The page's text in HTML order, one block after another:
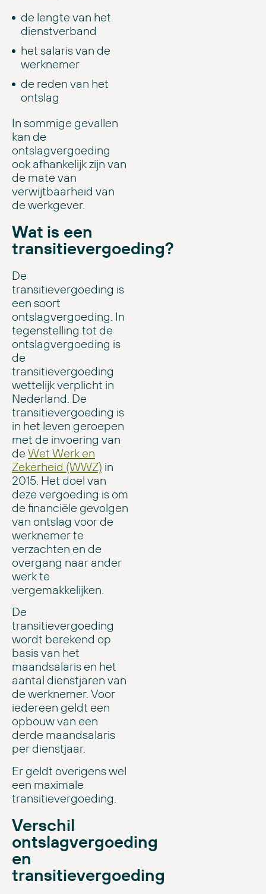
de lengte van het
dienstverband
het salaris van de
werknemer
de reden van het
ontslag
In sommige gevallen
kan de
ontslagvergoeding
ook afhankelijk zijn van
de mate van
verwijtbaarheid van
de werkgever.
Wat is een
transitievergoeding?
De
transitievergoeding is
een soort
ontslagvergoeding. In
tegenstelling tot de
ontslagvergoeding is
de
transitievergoeding
wettelijk verplicht in
Nederland. De
transitievergoeding is
in het leven geroepen
met de invoering van
de Wet Werk en
Zekerheid (WWZ) in
2015. Het doel van
deze vergoeding is om
de financiële gevolgen
van ontslag voor de
werknemer te
verzachten en de
overgang naar ander
werk te
vergemakkelijken.
De
transitievergoeding
wordt berekend op
basis van het
maandsalaris en het
aantal dienstjaren van
de werknemer. Voor
iedereen geldt een
opbouw van een
derde maandsalaris
per dienstjaar.
Er geldt overigens wel
een maximale
transitievergoeding.
Verschil
ontslagvergoeding
en
transitievergoeding